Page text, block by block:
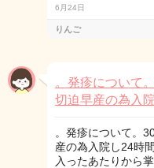
6月24日
りんご
。発疹について
切迫早産の為入
。発疹について。
産の為入院し24時
入ったあたりから